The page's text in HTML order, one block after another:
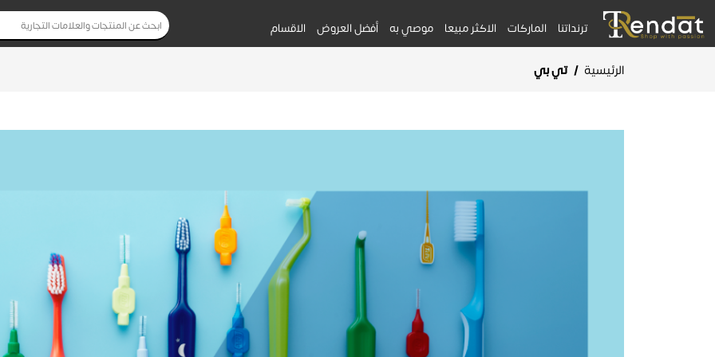
ترنداتنا الماركات الاكثر مبيعا موصي به أفضل العروض الاقسام
الرئيسية / تي بي